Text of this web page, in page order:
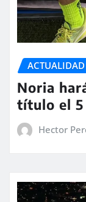
ACTUALIDAD
Noria
título el 5
Hector